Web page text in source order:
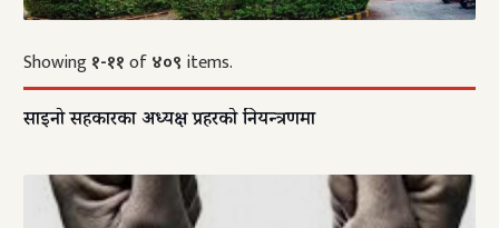
Showing१-११of४०९ items.
साइनो सहकारीका अध्यक्ष प्रहरीको नियन्त्रणमा